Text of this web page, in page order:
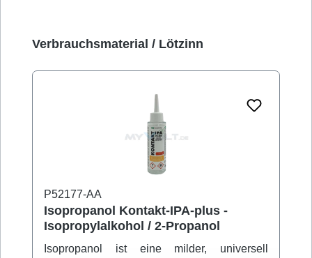
Produktgalerie überspringen
Verbrauchsmaterial / Lötzinn
P52177-AA
Isopropanol Kontakt-IPA-plus -
Isopropylalkohol / 2-Propanol
Isopropanol ist eine milder, universell